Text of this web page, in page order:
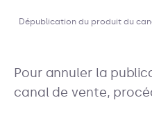
Dépublication du produit du
Pour annuler la
canal de vente,